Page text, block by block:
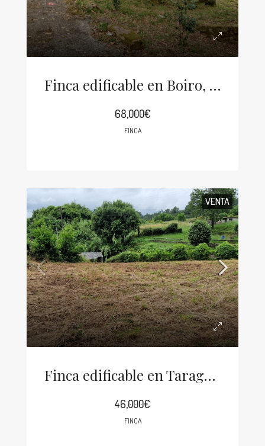
Finca edificable en Boiro, Lugar Cesar
68,000€
FINCA
VENTA
Finca edificable en Taragoña, zona Fonte Susan
46,000€
FINCA